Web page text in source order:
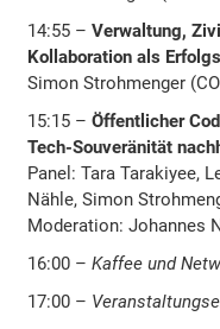
14:55 –Verwaltung,
Kollaboration als
Simon Strohmenger
15:15 –Öffentlicher
Tech-Souveränität
Panel: Tara Tarakiyee,
Nähle, Simon
Moderation: Johannes
16:00 –Kaffee und
17:00 –